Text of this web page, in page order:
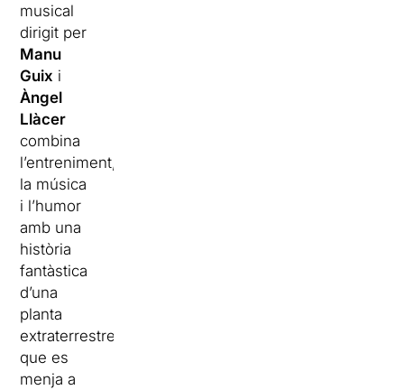
musical
dirigit per
Manu
Guix i
Àngel
Llàcer
combina
l’entreniment,
la música
i l’humor
amb una
història
fantàstica
d’una
planta
extraterrestre
que es
menja a